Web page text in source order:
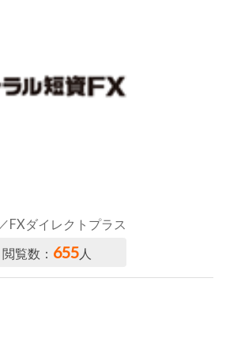
FXダイレクトプラス
覧数： 655人